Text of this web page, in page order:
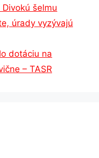
šelmu
úrady vyzývajú
dotáciu na
– TASR